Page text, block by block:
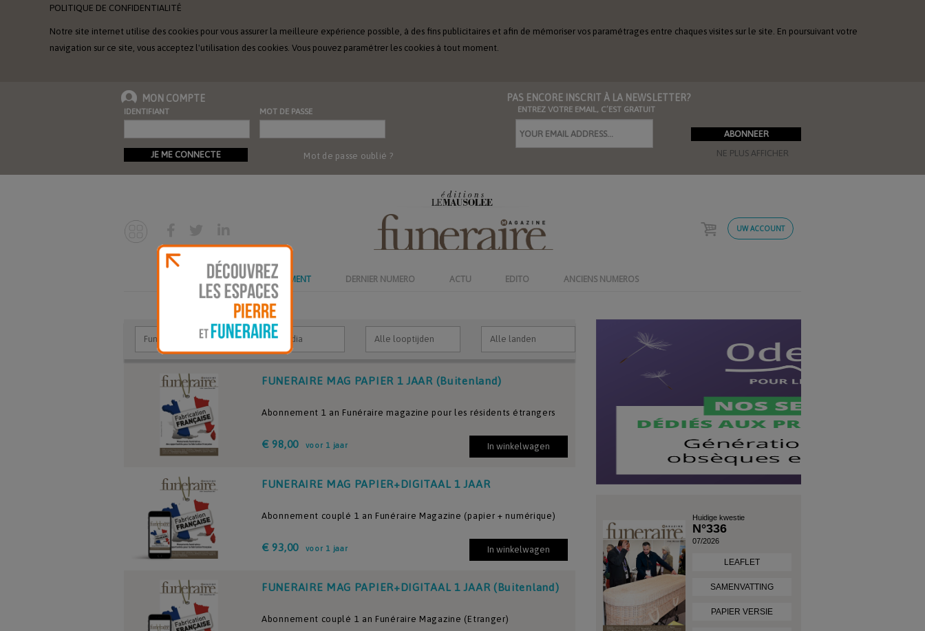
POLITIQUE DE CONFIDENTIALITÉ
Notre site internet utilise des cookies pour vous assurer la meilleure expérience possible, à des fins publicitaires et afin de mémoriser vos paramétrages entre chaques visites sur le site. En poursuivant votre
navigation sur ce site, vous acceptez l'utilisation des cookies. Vous pouvez paramétrer les cookies à tout moment.
MON COMPTE
IDENTIFIANT MOT DE PASSE
JE ME CONNECTE Mot de passe oublié ? NE PLUS AFFICHER
PAS ENCORE INSCRIT À LA NEWSLETTER?
ENTREZ VOTRE EMAIL, C’EST GRATUIT
UW ACCOUNT
ABONNEMENT DERNIER NUMERO ACTU EDITO ANCIENS NUMEROS
FUNERAIRE MAG PAPIER 1 JAAR (Buitenland)
Abonnement 1 an Funéraire magazine pour les résidents étrangers
€ 98,00 voor 1 jaar In winkelwagen
FUNERAIRE MAG PAPIER+DIGITAAL 1 JAAR
Abonnement couplé 1 an Funéraire Magazine (papier + numérique)
€ 93,00 voor 1 jaar In winkelwagen
FUNERAIRE MAG PAPIER+DIGITAAL 1 JAAR (Buitenland)
Abonnement couplé 1 an Funéraire Magazine (Etranger)
Huidige kwestie
N°336
07/2026
LEAFLET
SAMENVATTING
PAPIER VERSIE